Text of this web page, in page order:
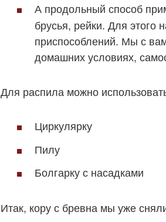
А продольный способ
брусья, рейки. Для этого
приспособлений. Мы с
домашних условиях,
Для распила можно
Циркулярку
Пилу
Болгарку с насадками
Итак, кору с бревна мы уже